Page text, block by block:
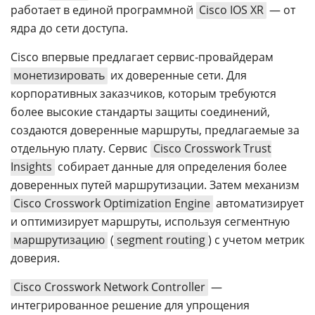
работает в единой программной Cisco IOS XR — от
ядра до сети доступа.
Cisco впервые предлагает сервис-провайдерам
монетизировать их доверенные сети. Для
корпоративных заказчиков, которым требуются
более высокие стандарты защиты соединений,
создаются доверенные маршруты, предлагаемые за
отдельную плату. Сервис Cisco Crosswork Trust
Insights собирает данные для определения более
доверенных путей маршрутизации. Затем механизм
Cisco Crosswork Optimization Engine автоматизирует
и оптимизирует маршруты, используя сегментную
маршрутизацию ( segment routing) с учетом метрик
доверия.
Cisco Crosswork Network Controller —
интегрированное решение для упрощения